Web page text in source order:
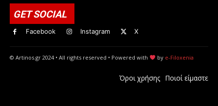
GET SOCIAL
Facebook Instagram X
© Artinos.gr 2024 • All rights reserved • Powered with by e-Filoxenia
Όροι χρήσης Ποιοί είμαστε